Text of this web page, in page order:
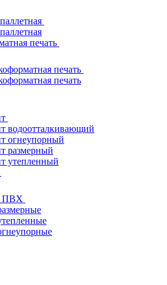
печать
печать
печать
водоотталкивающий
огнеупорный
размерный
утепленный
ПВХ